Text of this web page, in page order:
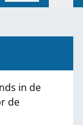
in de
de